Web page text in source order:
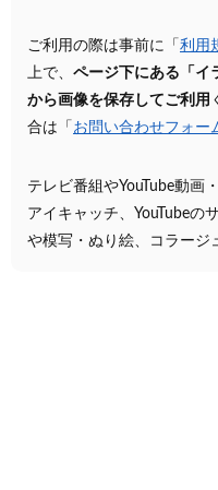
ご利用の際は事前に「 利用
上で、 ページ下にある「イ
から画像を保存してご利用
合は「 お問い合わせフォー
テレビ番組やYouTube動画
アイキャッチ、YouTubeの
や模写・ぬり絵、コラージ